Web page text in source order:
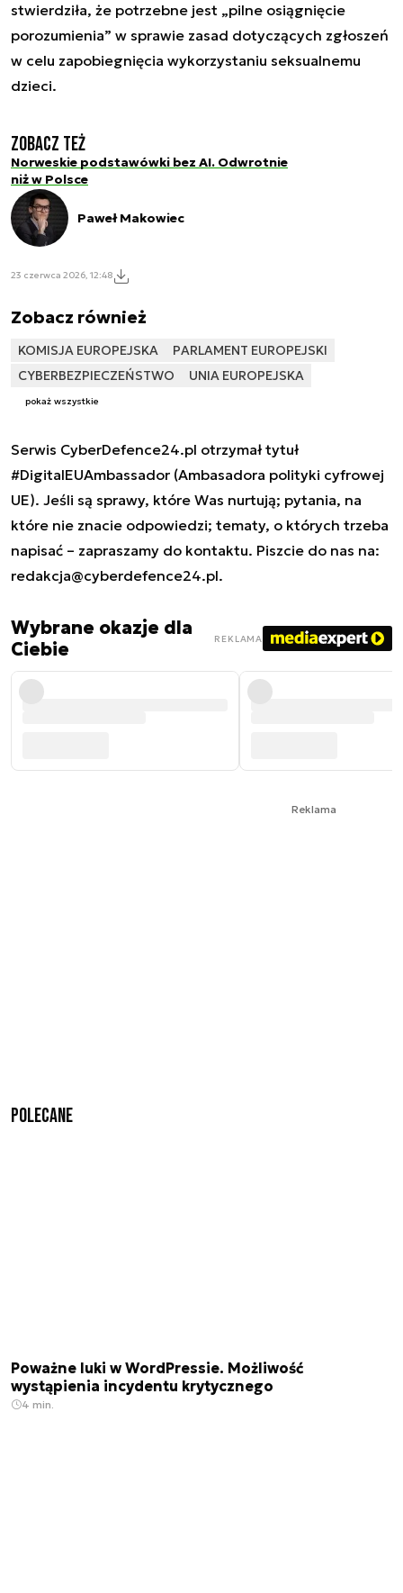
stwierdziła, że potrzebne jest „pilne osiągnięcie
porozumienia” w sprawie zasad dotyczących zgłoszeń
w celu zapobiegnięcia wykorzystaniu seksualnemu
dzieci.
Zobacz też
Norweskie podstawówki bez AI. Odwrotnie
niż w Polsce
Paweł Makowiec
23 czerwca 2026, 12:48
Zobacz również
KOMISJA EUROPEJSKA
PARLAMENT EUROPEJSKI
CYBERBEZPIECZEŃSTWO
UNIA EUROPEJSKA
pokaż wszystkie
Serwis CyberDefence24.pl otrzymał tytuł
#DigitalEUAmbassador (Ambasadora polityki cyfrowej
UE). Jeśli są sprawy, które Was nurtują; pytania, na
które nie znacie odpowiedzi; tematy, o których trzeba
napisać – zapraszamy do kontaktu. Piszcie do nas na:
redakcja@cyberdefence24.pl.
Wybrane okazje dla
Ciebie
REKLAMA
Reklama
Polecane
Poważne luki w WordPressie. Możliwość
wystąpienia incydentu krytycznego
4 min.